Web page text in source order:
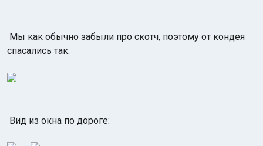
Мы как обычно забыли про скотч, поэтому от кондея
спасались так:
Вид из окна по дороге: